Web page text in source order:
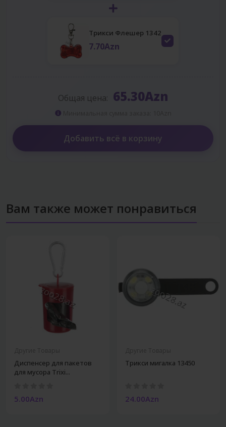
Трикси Флешер 1342
7.70Azn
Общая цена: 65.30Azn
Добавить всё в корзину
Вам также может понравиться
Диспенсер для пакетов
для мусора Trixi...
5.00Azn
Трикси мигалка 13450
24.00Azn